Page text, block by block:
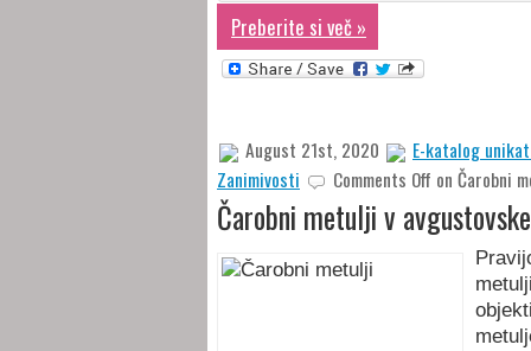
Preberite si več »
August 21st, 2020
E-katalog
Zanimivosti
Comments Off on Čarobni
Čarobni metulji v